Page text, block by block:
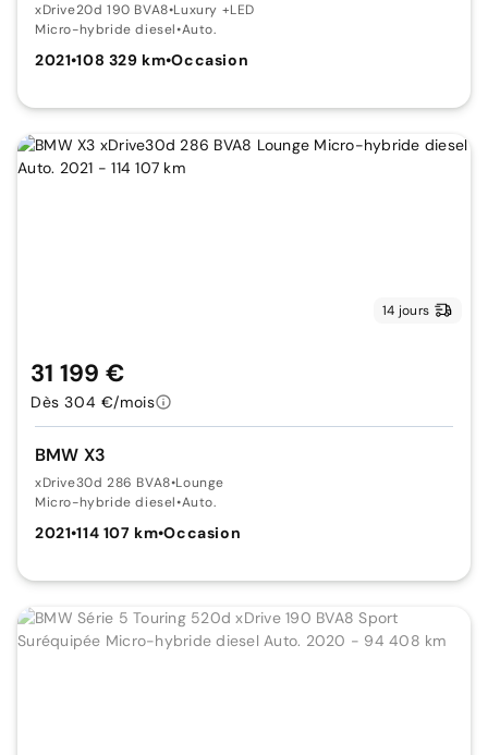
xDrive20d 190 BVA8•Luxury +LED
Micro-hybride diesel•Auto.
2021•108 329 km•Occasion
14 jours
BMW X3
xDrive30d 286 BVA8•Lounge
Micro-hybride diesel•Auto.
2021•114 107 km•Occasion
31 199 €
Dès 304 €/mois